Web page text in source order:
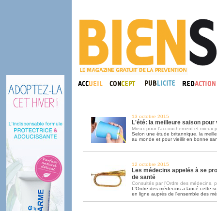
13 octobre 2015
L'été: la meilleure saison pour
Mieux pour l'accouchement et mieux
Selon une étude britannique, la
au monde et pour vieillir en bonne
12 octobre 2015
Les médecins appelés à se
de santé
Consultés par l'Ordre des médecins,
L'Ordre des médecins a lancé cette
en ligne auprès de l'ensemble des